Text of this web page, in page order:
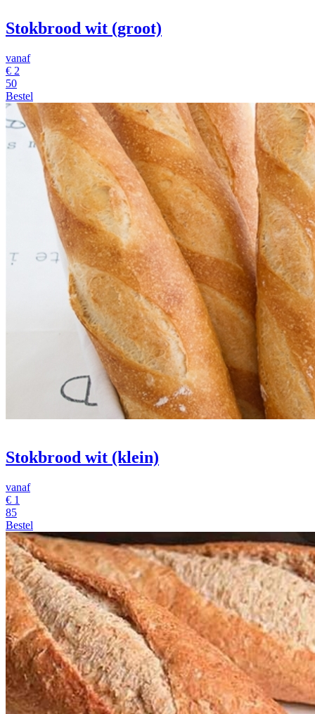
Stokbrood wit (groot)
vanaf
€ 2
50
Bestel
Stokbrood wit (klein)
vanaf
€ 1
85
Bestel